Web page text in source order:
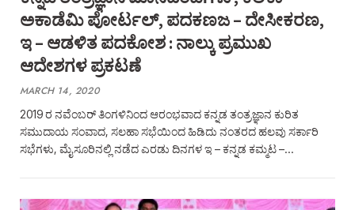
ಅಕಾಡೆಮಿ ಪೋರ್ಟಲ್, ಪದಕಣಜ – ದೇಸೀಕರಣ,
ಇ – ಆಡಳಿತ ಪದಕೋಶ : ನಾಲ್ಕು ಪ್ರಮುಖ
ಆದೇಶಗಳ ಪ್ರಕಟಣೆ
MARCH 14, 2020
2019 ರ ನವೆಂಬರ್‌ ತಿಂಗಳಿನಿಂದ ಆರಂಭವಾದ ಕನ್ನಡ ತಂತ್ರಜ್ಞಾನ ಕುರಿತ
ಸಮುದಾಯ ಸಂವಾದ, ಸಲಹಾ ಸಭೆಯಿಂದ ಹಿಡಿದು ನಂತರದ ಹಲವು ಸರ್ಕಾರಿ
ಸಭೆಗಳು, ಮೈಸೂರಿನಲ್ಲಿ ನಡೆದ ಎರಡು ದಿನಗಳ ಇ – ಕನ್ನಡ ಕಮ್ಮಟ –…